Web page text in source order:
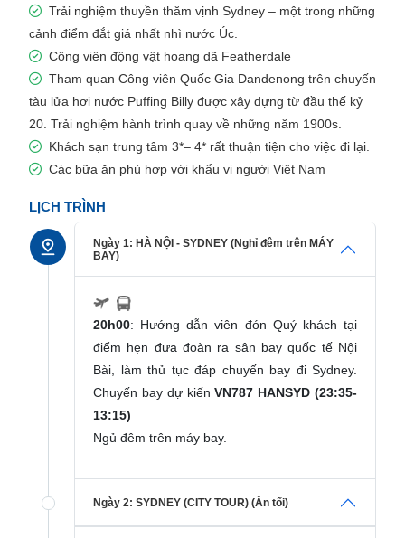
Trải nghiệm thuyền thăm vịnh Sydney – một trong những
cảnh điểm đắt giá nhất nhì nước Úc.
Công viên động vật hoang dã Featherdale
Tham quan Công viên Quốc Gia Dandenong trên chuyến
tàu lửa hơi nước Puffing Billy được xây dựng từ đầu thế kỷ
20. Trải nghiệm hành trình quay về những năm 1900s.
Khách sạn trung tâm 3*– 4* rất thuận tiện cho việc đi lại.
Các bữa ăn phù hợp với khẩu vị người Việt Nam
LỊCH TRÌNH
Ngày 1: HÀ NỘI - SYDNEY (Nghỉ đêm trên MÁY
BAY)
20h00: Hướng dẫn viên đón Quý khách tại
điểm hẹn đưa đoàn ra sân bay quốc tế Nội
Bài, làm thủ tục đáp chuyến bay đi Sydney.
Chuyến bay dự kiến VN787 HANSYD (23:35-
13:15)
Ngủ đêm trên máy bay.
Ngày 2: SYDNEY (CITY TOUR) (Ăn tối)